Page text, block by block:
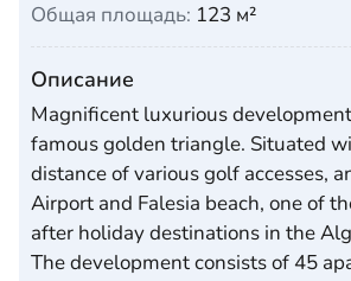
Общая площадь: 123 м²
Описание
Magnificent luxurious
famous golden triangle. Situated
distance of various golf accesses,
Airport and Falesia beach, one of
after holiday destinations in the
The development consists of 45